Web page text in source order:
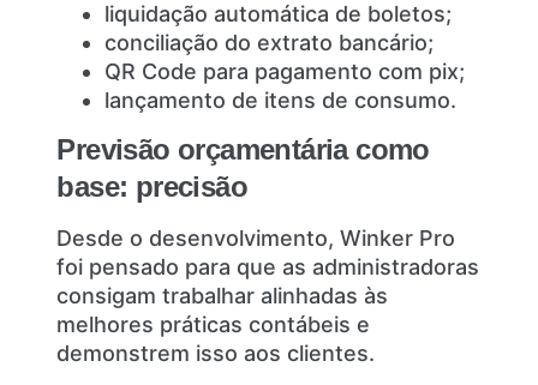
liquidação automática de boletos;
conciliação do extrato bancário;
QR Code para pagamento com pix;
lançamento de itens de consumo.
Previsão orçamentária como
base: precisão
Desde o desenvolvimento, Winker Pro
foi pensado para que as administradoras
consigam trabalhar alinhadas às
melhores práticas contábeis e
demonstrem isso aos clientes.